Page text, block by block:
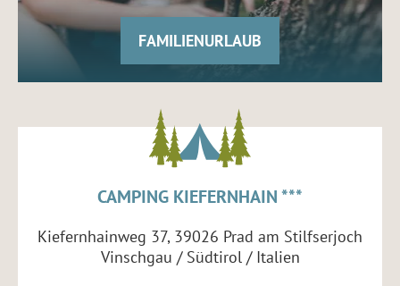
FAMILIENURLAUB
CAMPING KIEFERNHAIN ***
Kiefernhainweg 37, 39026 Prad am Stilfserjoch
Vinschgau / Südtirol / Italien